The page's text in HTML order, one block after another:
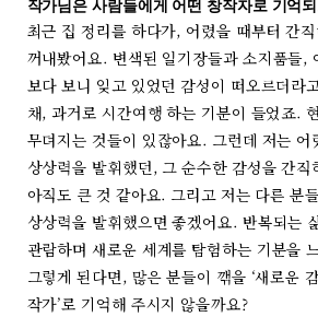
작가님은 사람들에게 어떤 창작자로 기억
최근 집 정리를 하다가, 어렸을 때부터 간
꺼내봤어요. 변색된 일기장들과 소지품들,
보다 보니 잊고 있었던 감성이 떠오르더라
채, 과거로 시간여행 하는 기분이 들었죠.
무뎌지는 것들이 있잖아요. 그런데 저는 어
상상력을 발휘했던, 그 순수한 감성을 간직
아직도 큰 것 같아요. 그리고 저는 다른 분
상상력을 발휘했으면 좋겠어요. 반복되는
관람하며 새로운 세계를 탐험하는 기분을
그렇게 된다면, 많은 분들이 깪을 ‘새로운
작가’로 기억해 주시지 않을까요?